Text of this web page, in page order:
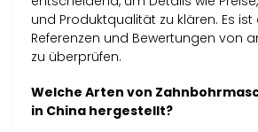
und Produktqualität zu klären. Es
Referenzen und Bewertungen von
zu überprüfen.
Welche Arten von
in China hergestellt?